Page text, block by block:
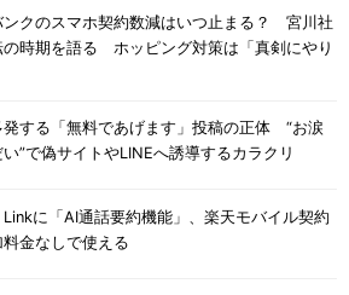
ンクのスマホ契約数減はいつ止まる？ 宮川社
の時期を語る ホッピング対策は「真剣にやり
発する「無料であげます」投稿の正体 “お涙
”で偽サイトやLINEへ誘導するカラクリ
Linkに「AI通話要約機能」、楽天モバイル契約
金なしで使える